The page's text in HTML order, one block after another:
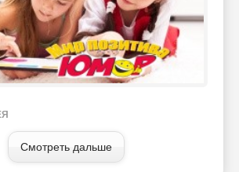
Смотреть дальше